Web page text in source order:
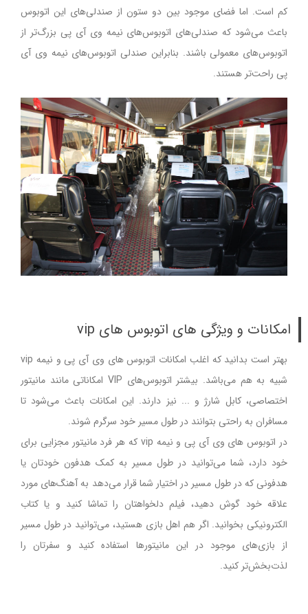
کم است. اما فضای موجود بین دو ستون از صندلی‌های این اتوبوس
باعث می‌شود که صندلی‌های اتوبوس‌های نیمه وی آی پی بزرگ‌تر از
اتوبوس‌های معمولی باشند. بنابراین صندلی اتوبوس‌های نیمه وی آی
پی راحت‌تر هستند.
امکانات و ویژگی های اتوبوس های vip
بهتر است بدانید که اغلب امکانات اتوبوس های وی آی پی و نیمه vip
شبیه به هم می‌باشد. بیشتر اتوبوس‌های VIP امکاناتی مانند مانیتور
اختصاصی، کابل شارژ و ... نیز دارند. این امکانات باعث می‌شود تا
مسافران به راحتی بتوانند در طول مسیر خود سرگرم شوند.
در اتوبوس های وی آی پی و نیمه vip که هر فرد مانیتور مجزایی برای
خود دارد، شما می‌توانید در طول مسیر به کمک هدفون خودتان یا
هدفونی که در طول مسیر در اختیار شما قرار می‌دهد به آهنگ‌های مورد
علاقه خود گوش دهید، فیلم دلخواهتان را تماشا کنید و یا کتاب
الکترونیکی بخوانید. اگر هم اهل بازی هستید، می‌توانید در طول مسیر
از بازی‌های موجود در این مانیتورها استفاده کنید و سفرتان را
لذت‌بخش‌تر کنید.